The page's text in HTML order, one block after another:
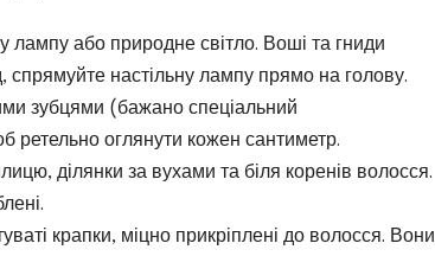
лампу або природне світло. Воші та гниди
спрямуйте настільну лампу прямо на голову.
зубцями (бажано спеціальний
ретельно оглянути кожен сантиметр.
ділянки за вухами та біля коренів волосся.
крапки, міцно прикріплені до волосся. Вони